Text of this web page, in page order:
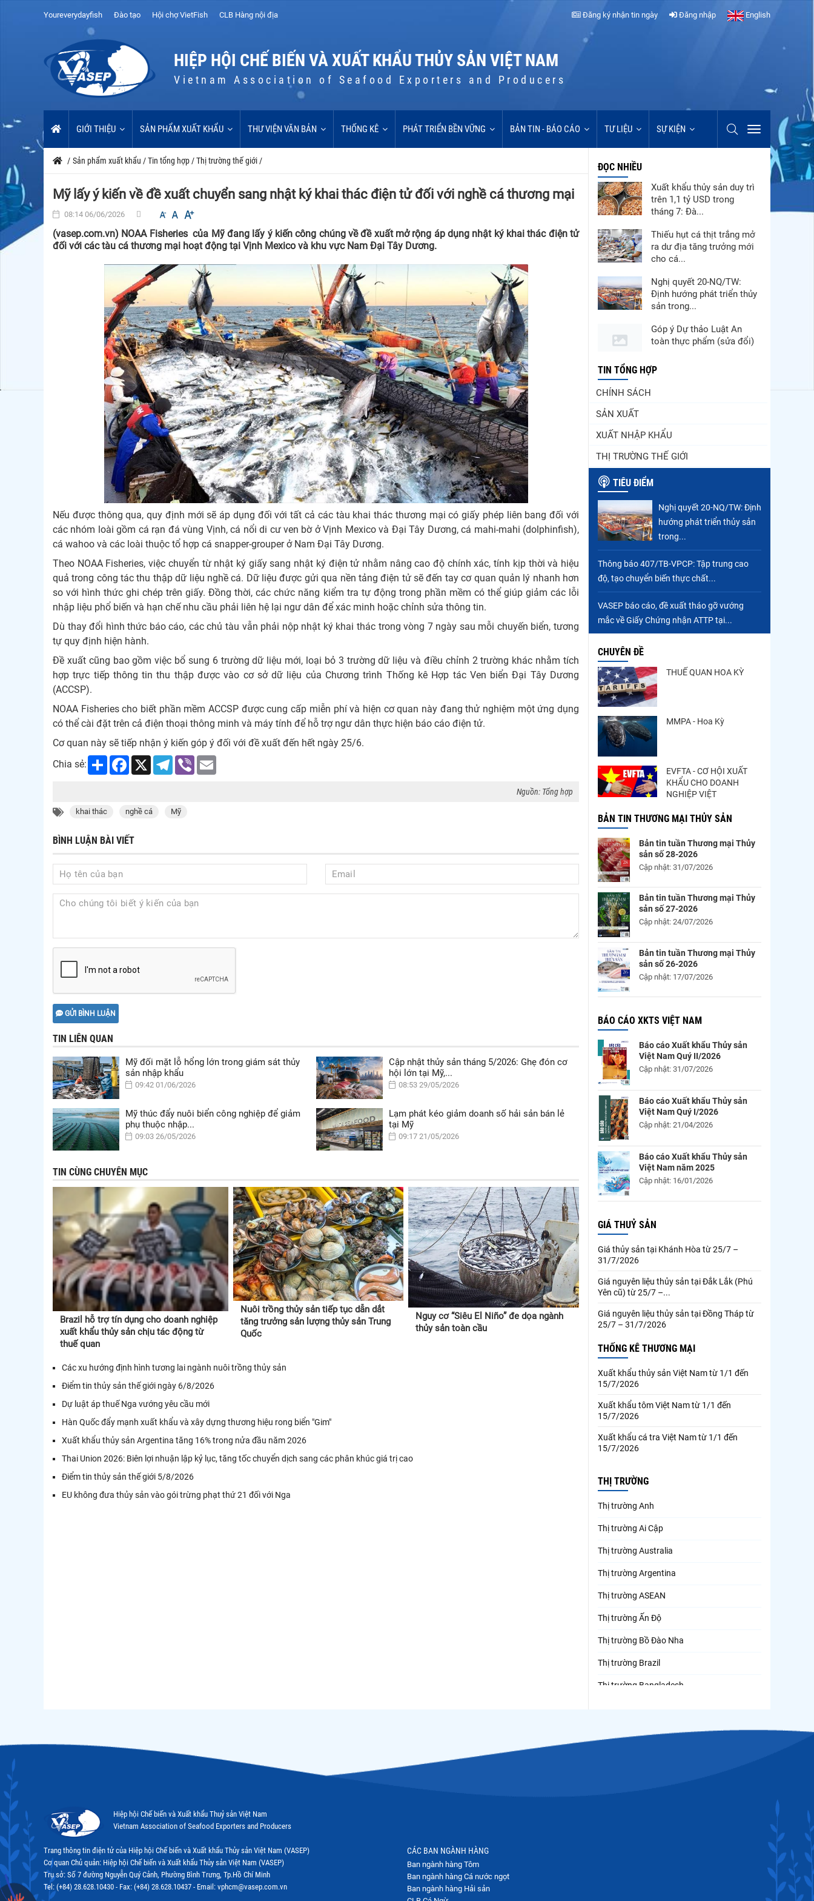
Youreverydayfish Đào tạo Hội chợ VietFish CLB Hàng nội địa Đăng ký nhận tin ngày Đăng nhập English
HIỆP HỘI CHẾ BIẾN VÀ XUẤT KHẨU THỦY SẢN VIỆT NAM
Vietnam Association of Seafood Exporters and Producers
GIỚI THIỆU SẢN PHẨM XUẤT KHẨU THƯ VIỆN VĂN BẢN THỐNG KÊ PHÁT TRIỂN BỀN VỮNG BẢN TIN - BÁO CÁO TƯ LIỆU SỰ KIỆN
/ Sản phẩm xuất khẩu /Tin tổng hợp /Thị trường thế giới /
Mỹ lấy ý kiến về đề xuất chuyển sang nhật ký khai thác điện tử đối với nghề cá thương mại
08:14 06/06/2026
(vasep.com.vn) NOAA Fisheries của Mỹ đang lấy ý kiến công chúng về đề xuất mở rộng áp dụng nhật ký khai thác điện tử
đối với các tàu cá thương mại hoạt động tại Vịnh Mexico và khu vực Nam Đại Tây Dương.
Nếu được thông qua, quy định mới sẽ áp dụng đối với tất cả các tàu khai thác thương mại có giấy phép liên bang đối với
các nhóm loài gồm cá rạn đá vùng Vịnh, cá nổi di cư ven bờ ở Vịnh Mexico và Đại Tây Dương, cá mahi-mahi (dolphinfish),
cá wahoo và các loài thuộc tổ hợp cá snapper-grouper ở Nam Đại Tây Dương.
Theo NOAA Fisheries, việc chuyển từ nhật ký giấy sang nhật ký điện tử nhằm nâng cao độ chính xác, tính kịp thời và hiệu
quả trong công tác thu thập dữ liệu nghề cá. Dữ liệu được gửi qua nền tảng điện tử sẽ đến tay cơ quan quản lý nhanh hơn
so với hình thức ghi chép trên giấy. Đồng thời, các chức năng kiểm tra tự động trong phần mềm có thể giúp giảm các lỗi
nhập liệu phổ biến và hạn chế nhu cầu phải liên hệ lại ngư dân để xác minh hoặc chỉnh sửa thông tin.
Dù thay đổi hình thức báo cáo, các chủ tàu vẫn phải nộp nhật ký khai thác trong vòng 7 ngày sau mỗi chuyến biển, tương
tự quy định hiện hành.
Đề xuất cũng bao gồm việc bổ sung 6 trường dữ liệu mới, loại bỏ 3 trường dữ liệu và điều chỉnh 2 trường khác nhằm tích
hợp trực tiếp thông tin thu thập được vào cơ sở dữ liệu của Chương trình Thống kê Hợp tác Ven biển Đại Tây Dương
(ACCSP).
NOAA Fisheries cho biết phần mềm ACCSP được cung cấp miễn phí và hiện cơ quan này đang thử nghiệm một ứng dụng
có thể cài đặt trên cả điện thoại thông minh và máy tính để hỗ trợ ngư dân thực hiện báo cáo điện tử.
Cơ quan này sẽ tiếp nhận ý kiến góp ý đối với đề xuất đến hết ngày 25/6.
Chia sẻ:
Share Facebook
X Telegram
Viber
Nguồn: Tổng hợp
khai thác nghề cá Mỹ
BÌNH LUẬN BÀI VIẾT
GỬI BÌNH LUẬN
TIN LIÊN QUAN
Mỹ đối mặt lỗ hổng lớn trong giám sát thủy
sản nhập khẩu
09:42 01/06/2026
Cập nhật thủy sản tháng 5/2026: Ghẹ đón cơ
hội lớn tại Mỹ,...
08:53 29/05/2026
Mỹ thúc đẩy nuôi biển công nghiệp để giảm
phụ thuộc nhập...
09:03 26/05/2026
Lạm phát kéo giảm doanh số hải sản bán lẻ
tại Mỹ
09:17 21/05/2026
TIN CÙNG CHUYÊN MỤC
Brazil hỗ trợ tín dụng cho doanh nghiệp
xuất khẩu thủy sản chịu tác động từ
thuế quan
Nuôi trồng thủy sản tiếp tục dẫn dắt
tăng trưởng sản lượng thủy sản Trung
Quốc
Nguy cơ “Siêu El Niño” đe dọa ngành
thủy sản toàn cầu
Các xu hướng định hình tương lai ngành nuôi trồng thủy sản
Điểm tin thủy sản thế giới ngày 6/8/2026
Dự luật áp thuế Nga vướng yêu cầu mới
Hàn Quốc đẩy mạnh xuất khẩu và xây dựng thương hiệu rong biển "Gim"
Xuất khẩu thủy sản Argentina tăng 16% trong nửa đầu năm 2026
Thai Union 2026: Biên lợi nhuận lập kỷ lục, tăng tốc chuyển dịch sang các phân khúc giá trị cao
Điểm tin thủy sản thế giới 5/8/2026
EU không đưa thủy sản vào gói trừng phạt thứ 21 đối với Nga
ĐỌC NHIỀU
Xuất khẩu thủy sản duy trì
trên 1,1 tỷ USD trong
tháng 7: Đà...
Thiếu hụt cá thịt trắng mở
ra dư địa tăng trưởng mới
cho cá...
Nghị quyết 20-NQ/TW:
Định hướng phát triển thủy
sản trong...
Góp ý Dự thảo Luật An
toàn thực phẩm (sửa đổi)
Thuế Mục 301 và bài toán
rô phi Trung Quốc tiếp tục
tăng
Ba gia nhập...
Nhập khẩu tôm của Mỹ
phục hồi trong tháng
5/2026
Trung Quốc tăng mạnh
nhập khẩu mực, trong khi
nguồn cung...
Điểm tin thủy sản thế giới
ngày 3/8/2026
TIN TỔNG HỢP
CHÍNH SÁCH
SẢN XUẤT
XUẤT NHẬP KHẨU
THỊ TRƯỜNG THẾ GIỚI
TIÊU ĐIỂM
Nghị quyết 20-NQ/TW: Định
hướng phát triển thủy sản
trong...
Thông báo 407/TB-VPCP: Tập trung cao
độ, tạo chuyển biến thực chất...
VASEP báo cáo, đề xuất tháo gỡ vướng
mắc về Giấy Chứng nhận ATTP tại...
CHUYÊN ĐỀ
THUẾ QUAN HOA KỲ
MMPA - Hoa Kỳ
EVFTA - CƠ HỘI XUẤT
KHẨU CHO DOANH
NGHIỆP VIỆT
BẢN TIN THƯƠNG MẠI THỦY SẢN
Bản tin tuần Thương mại Thủy
sản số 28-2026
Cập nhật: 31/07/2026
Bản tin tuần Thương mại Thủy
sản số 27-2026
Cập nhật: 24/07/2026
Bản tin tuần Thương mại Thủy
sản số 26-2026
Cập nhật: 17/07/2026
BÁO CÁO XKTS VIỆT NAM
Báo cáo Xuất khẩu Thủy sản
Việt Nam Quý II/2026
Cập nhật: 31/07/2026
Báo cáo Xuất khẩu Thủy sản
Việt Nam Quý I/2026
Cập nhật: 21/04/2026
Báo cáo Xuất khẩu Thủy sản
Việt Nam năm 2025
Cập nhật: 16/01/2026
GIÁ THUỶ SẢN
Giá thủy sản tại Khánh Hòa từ 25/7 –
31/7/2026
Giá nguyên liệu thủy sản tại Đắk Lắk (Phú
Yên cũ) từ 25/7 –...
Giá nguyên liệu thủy sản tại Đồng Tháp từ
25/7 – 31/7/2026
THỐNG KÊ THƯƠNG MẠI
Xuất khẩu thủy sản Việt Nam từ 1/1 đến
15/7/2026
Xuất khẩu tôm Việt Nam từ 1/1 đến
15/7/2026
Xuất khẩu cá tra Việt Nam từ 1/1 đến
15/7/2026
THỊ TRƯỜNG
Thị trường Anh
Thị trường Ai Cập
Thị trường Australia
Thị trường Argentina
Thị trường ASEAN
Thị trường Ấn Độ
Thị trường Bồ Đào Nha
Thị trường Brazil
Thị trường Bangladesh
Hiệp hội Chế biến và Xuất khẩu Thuỷ sản Việt Nam
Vietnam Association of Seafood Exporters and Producers
Trang thông tin điện tử của Hiệp hội Chế biến và Xuất khẩu Thủy sản Việt Nam (VASEP)
Cơ quan Chủ quản: Hiệp hội Chế biến và Xuất khẩu Thủy sản Việt Nam (VASEP)
Trụ sở: Số 7 đường Nguyễn Quý Cảnh, Phường Bình Trưng, Tp.Hồ Chí Minh
Tel: (+84) 28.628.10430 - Fax: (+84) 28.628.10437 - Email: vphcm@vasep.com.vn
CÁC BAN NGÀNH HÀNG
Ban ngành hàng Tôm
Ban ngành hàng Cá nước ngọt
Ban ngành hàng Hải sản